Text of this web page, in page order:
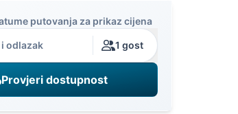
putovanja za prikaz cijena
odlazak 1 gost
Provjeri dostupnost